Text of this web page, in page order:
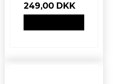
249,00 DKK